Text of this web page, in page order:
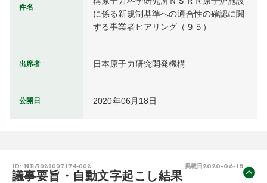
件名
に係る新規制基準への適合性の確認に関
する事業者ヒアリング（９５）
出席者 日本原子力研究開発機構
公開日 2020年06月18日
ID: NRA029007174-002 掲載日 2020-06-18
議事要旨・自動文字起こし結果